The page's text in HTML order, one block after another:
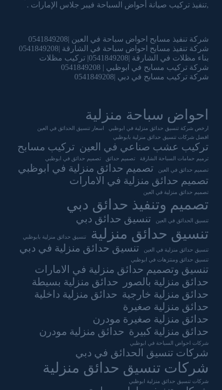
,تنفيذ تركيب صيانة أحواض السباحة فيبر جلاس الإمارات .
شركة تنفيذ مسابح احواض سباحة في العين |0541849208
شركة تنفيذ مسابح احواض سباحة في الشارقة |0541849208
بناء مظلات في الشارقة |0541849208| تركيب مظلات
شركة تركيب مسابح في ابوظبي | 0541849208
شركة تركيب مسابح في دبي |0541849208
احواض سباحة منزلية
ارخص شركة تنسيق حدائق منزلية في ابوظبي
اسعار تنسيق الحدائق في العين
افضل شركات تنسيق حدائق منزلية بابوظبي
تركيب عشب صناعي في العين تركيب مسابح
ترميم حمامات السباحة الشارقة تصميم حدائق تصميم حدائق في ابوظبي
تصميم حدائق في العين
تصميم حدائق منزلية في ابوظبي
تصميم حدائق منزلية في الامارات
تصميم حدائق منزلية في العين
تصميم وتنفيذ حدائق دبي
تنسيق الحدائق في العين تنسيق حدائق دبي
تنسيق حدائق منزلية تنسيق حدائق منزلية بابوظبي
تنسيق حدائق منزلية في العين تنسيق حدائق منزلية في دبي
تنسيق حدائق ومنتزهات في ابوظبي
تنسيق وتصميم حدائق منزلية في الامارات
حدائق منزلية بالصور
حدائق منزلية بسيطة
حدائق منزلية خارجية حدائق منزلية داخلية
حدائق منزلية صغيرة
حدائق منزلية صغيرة مودرن
حدائق منزلية كبيرة حدائق منزلية مودرن
شركات احواض السباحة في ابوظبي
شركات تنسيق الحدائق في دبي
شركات تنسيق حدائق منزلية
شركات تنسيق حدائق منزلية ابوظبي